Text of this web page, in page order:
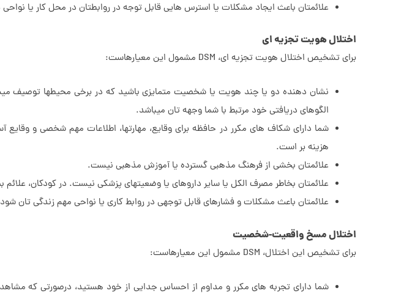
علائمتان باعث ایجاد مشکلات یا استرس هایی قابل توجه در روابطتان در محل کار یا
اختلال هویت تجزیه ای
برای تشخیص اختلال هویت تجزیه ای، DSM مشمول این معیارهاست:
نشان دهنده دو یا چند هویت یا شخصیت متمایزی باشید که در برخی محیطها توصیف
الگوهای دریافتی خود مرتبط با شما وجهه تان میباشد.
شما دارای شکاف های مکرر در حافظه برای وقایع، مهارتها، اطلاعات مهم شخصی و
هزینه بر است.
علائمتان بخشی از فرهنگ مذهبی گسترده یا آموزش مذهبی نیست.
علائمتان بخاطر مصرف الکل یا سایر داروهای یا وضعیتهای پزشکی نیست. در کودکان، علائم
علائمتان باعث مشکلات و فشارهای قابل توجهی در روابط کاری یا نواحی مهم زندگی تان
اختلال مسخ واقعیت-شخصیت
برای تشخیص این اختلال، DSM مشمول این معیارهاست:
شما دارای تجربه های مکرر و مداوم از احساس جدایی از خود هستید، درصورتی که